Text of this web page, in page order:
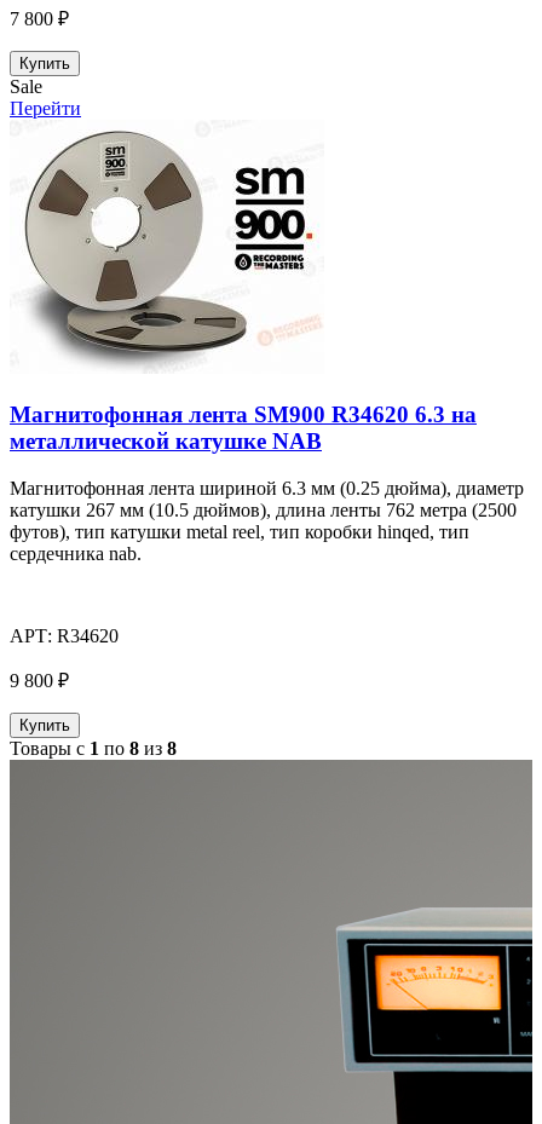
7 800 ₽
Купить
Sale
Перейти
Магнитофонная лента SM900 R34620 6.3 на
металлической катушке NAB
Магнитофонная лента шириной 6.3 мм (0.25 дюйма), диаметр
катушки 267 мм (10.5 дюймов), длина ленты 762 метра (2500
футов), тип катушки metal reel, тип коробки hinqed, тип
сердечника nab.
АРТ: R34620
9 800 ₽
Купить
Товары с 1 по 8 из 8